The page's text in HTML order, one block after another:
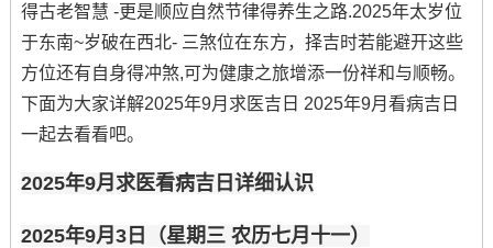
得古老智慧 -更是顺应自然节律得养生之路.2025年太岁位
于东南~岁破在西北- 三煞位在东方，择吉时若能避开这些
方位还有自身得冲煞,可为健康之旅增添一份祥和与顺畅。
下面为大家详解2025年9月求医吉日 2025年9月看病吉日
一起去看看吧。
2025年9月求医看病吉日详细认识
2025年9月3日（星期三 农历七月十一）